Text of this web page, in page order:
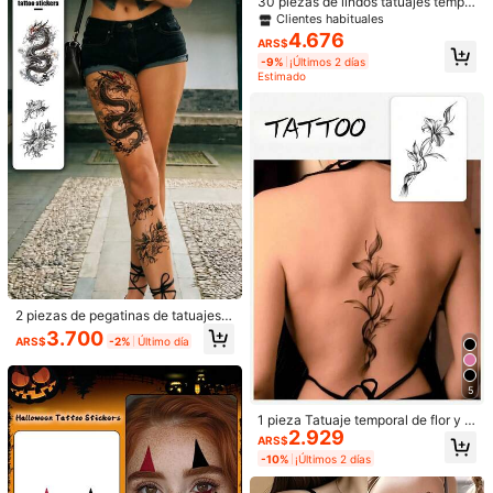
a***d
ジャグア大好き！みぞおちか太ももに貼る予定(*´▽｀*)
Útil(0)
Detalles Del Producto
Material: Papel
Ver más
Not defined
4,85 1.2K Seguidores
4,85 1.2K Seguidores
4,85 1.2K Seguidores
t***iseguido
Hace 1 día
4,85 1.2K Seguidores
4,85 1.2K Seguidores
130K Vendido recientemente 16K Recompra
Seguir Todos los artículos
También Podría Gustarte
alo para ella, arte corporal de moda
que dura de 3 a 5 días, tatuaje de c
olumna vertebral
2 piezas de pegatinas de tatuajes d
e moda y geniales, tatuajes de pare
ja, tatuajes falsos negros, dragón, a
o, fáciles de aplicar y quitar, muy re
alistas, adecuados para hombres o
mujeres en el pecho, piernas, brazo
s, cintura, abdomen, pies, suministr
os para fiestas de festivales de mús
ARS$3.700 -2% Último día
rales pequeños con flores de acuar
ela, tulipanes, rosas, margaritas, lav
anda, lirios y otros tatuajes falsos, t
atuajes de arte corporal de plantas
impermeables y duraderos, adecua
dos para mujeres y niñas, se puede
Clientes habituales
ARS$4.676
-9% ¡Últimos 2 días
Estimado
5
1 pieza Tatuaje temporal de flor y vi
d, resistente al agua y al sudor, apt
o para brazos y espalda, apariencia
de tatuaje realista, dura de 3 a 5 dí
as
ARS$2.929
-10% ¡Últimos 2 días